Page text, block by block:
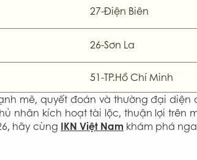
27-Điện Biên
26-Sơn La
51-TP.Hồ Chí Minh
mẽ, quyết đoán và thường đại
nhân kích hoạt tài lộc, thuận lợi trên
hãy cùng IKN Việt Nam khám phá